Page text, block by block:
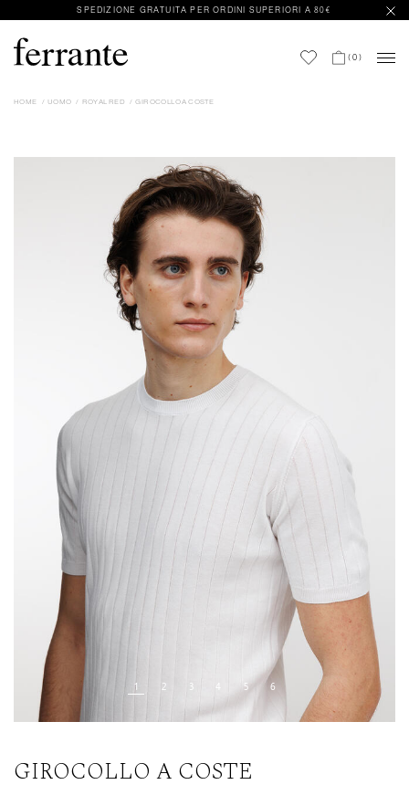
SPEDIZIONE GRATUITA PER ORDINI SUPERIORI A 80€
(0)
HOME UOMO ROYAL RED GIROCOLLO A COSTE
GIROCOLLO A COSTE